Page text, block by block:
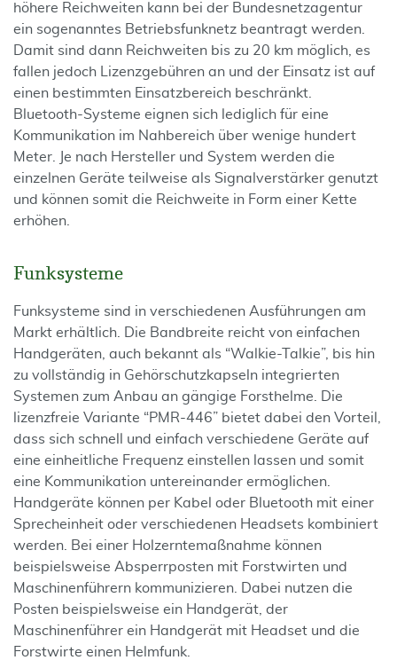
höhere Reichweiten kann bei der Bundesnetzagentur
ein sogenanntes Betriebsfunknetz beantragt werden.
Damit sind dann Reichweiten bis zu 20 km möglich, es
fallen jedoch Lizenzgebühren an und der Einsatz ist auf
einen bestimmten Einsatzbereich beschränkt.
Bluetooth-Systeme eignen sich lediglich für eine
Kommunikation im Nahbereich über wenige hundert
Meter. Je nach Hersteller und System werden die
einzelnen Geräte teilweise als Signalverstärker genutzt
und können somit die Reichweite in Form einer Kette
erhöhen.
Funksysteme
Funksysteme sind in verschiedenen Ausführungen am
Markt erhältlich. Die Bandbreite reicht von einfachen
Handgeräten, auch bekannt als “Walkie-Talkie”, bis hin
zu vollständig in Gehörschutzkapseln integrierten
Systemen zum Anbau an gängige Forsthelme. Die
lizenzfreie Variante “PMR-446” bietet dabei den Vorteil,
dass sich schnell und einfach verschiedene Geräte auf
eine einheitliche Frequenz einstellen lassen und somit
eine Kommunikation untereinander ermöglichen.
Handgeräte können per Kabel oder Bluetooth mit einer
Sprecheinheit oder verschiedenen Headsets kombiniert
werden. Bei einer Holzerntemaßnahme können
beispielsweise Absperrposten mit Forstwirten und
Maschinenführern kommunizieren. Dabei nutzen die
Posten beispielsweise ein Handgerät, der
Maschinenführer ein Handgerät mit Headset und die
Forstwirte einen Helmfunk.